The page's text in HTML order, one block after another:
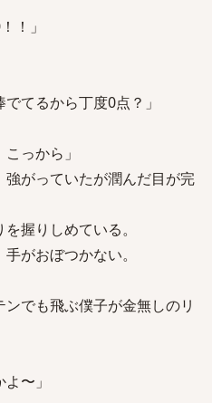
！」
てるから丁度0点？」
っから」
がっていたが潤んだ目が完
握りしめている。
がおぼつかない。
でも飛ぶ僕子が金無しのリ
〜」